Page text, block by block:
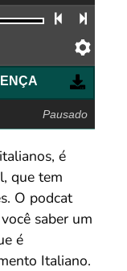
Faixa
Pausado
é
que tem
O podcat
saber um
é
Italiano.